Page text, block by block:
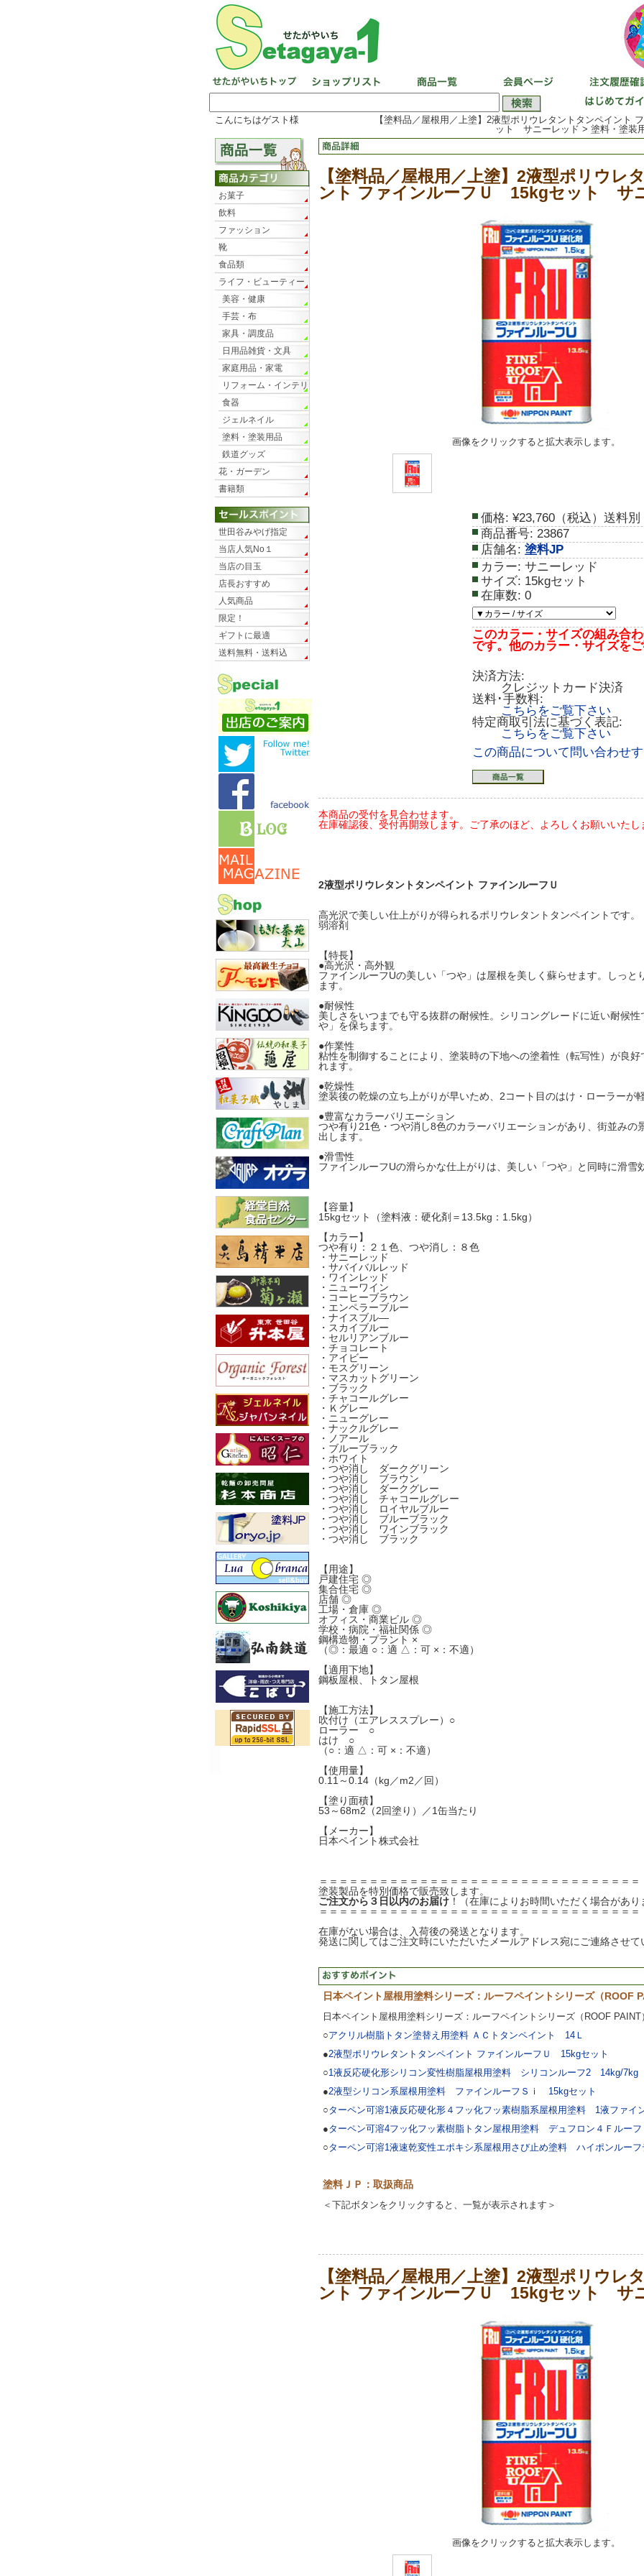
こんにちはゲスト様
【塗料品／屋根用／上塗】2液型ポリウレタントタンペイント
ット サニーレッド > 塗料・塗装
【塗料品／屋根用／上塗】2液型ポリウレ
ント ファインルーフＵ 15kgセット サ
画像をクリックすると拡大表示します。
価格: ¥23,760（税込）送料別
商品番号: 23867
店舗名: 塗料JP
カラー: サニーレッド
サイズ: 15kgセット
在庫数: 0
このカラー・サイズの組み合
です。他のカラー・サイズを
決済方法:
クレジットカード決済
送料･手数料:
こちらをご覧下さい
特定商取引法に基づく表記:
こちらをご覧下さい
この商品について問い合わせ
本商品の受付を見合わせます。
在庫確認後、受付再開致します。ご了承のほど、よろしくお願いいた
2液型ポリウレタントタンペイント ファインルーフＵ
高光沢で美しい仕上がりが得られるポリウレタントタンペイントです。
弱溶剤
【特長】
●高光沢・高外観
ファインルーフUの美しい「つや」は屋根を美しく蘇らせます。しっと
ます。
●耐候性
美しさをいつまでも守る抜群の耐候性。シリコングレードに近い耐候
や」を保ちます。
●作業性
粘性を制御することにより、塗装時の下地への塗着性（転写性）が良
れます。
●乾燥性
塗装後の乾燥の立ち上がりが早いため、2コート目のはけ・ローラーが
●豊富なカラーバリエーション
つや有り21色・つや消し8色のカラーバリエーションがあり、街並みの
出します。
●滑雪性
ファインルーフUの滑らかな仕上がりは、美しい「つや」と同時に滑雪
【容量】
15kgセット（塗料液：硬化剤＝13.5kg：1.5kg）
【カラー】
つや有り：２１色、つや消し：８色
・サニーレッド
・サバイバルレッド
・ワインレッド
・ニューワイン
・コーヒーブラウン
・エンペラーブルー
・ナイスブル―
・スカイブルー
・セルリアンブルー
・チョコレート
・アイビー
・モスグリーン
・マスカットグリーン
・ブラック
・チャコールグレー
・Ｋグレー
・ニューグレー
・ナックルグレー
・ノアール
・ブルーブラック
・ホワイト
・つや消し ダークグリーン
・つや消し ブラウン
・つや消し ダークグレー
・つや消し チャコールグレー
・つや消し ロイヤルブルー
・つや消し ブルーブラック
・つや消し ワインブラック
・つや消し ブラック
【用途】
戸建住宅 ◎
集合住宅 ◎
店舗 ◎
工場・倉庫 ◎
オフィス・商業ビル ◎
学校・病院・福祉関係 ◎
鋼構造物・プラント ×
（◎：最適 ○：適 △：可 ×：不適）
【適用下地】
鋼板屋根、トタン屋根
【施工方法】
吹付け（エアレススプレー）○
ローラー ○
はけ ○
（○：適 △：可 ×：不適）
【使用量】
0.11～0.14（kg／m2／回）
【塗り面積】
53～68m2（2回塗り）／1缶当たり
【メーカー】
日本ペイント株式会社
＝＝＝＝＝＝＝＝＝＝＝＝＝＝＝＝＝＝＝＝＝＝＝＝＝＝＝＝＝＝＝＝
塗装製品を特別価格で販売致します。
ご注文から３日以内のお届け！（在庫によりお時間いただく場合があり
＝＝＝＝＝＝＝＝＝＝＝＝＝＝＝＝＝＝＝＝＝＝＝＝＝＝＝＝＝＝＝＝
在庫がない場合は、入荷後の発送となります。
発送に関してはご注文時にいただいたメールアドレス宛にご連絡させて
日本ペイント屋根用塗料シリーズ：ルーフペイントシリーズ（ROOF
日本ペイント屋根用塗料シリーズ：ルーフペイントシリーズ（ROOF PAINT
○アクリル樹脂トタン塗替え用塗料 ＡＣトタンペイント 14Ｌ
●2液型ポリウレタントタンペイント ファインルーフＵ 15kgセット
○1液反応硬化形シリコン変性樹脂屋根用塗料 シリコンルーフ2 14kg/7kg
●2液型シリコン系屋根用塗料 ファインルーフＳｉ 15kgセット
○ターペン可溶1液反応硬化形４フッ化フッ素樹脂系屋根用塗料 1液ファ
●ターペン可溶4フッ化フッ素樹脂トタン屋根用塗料 デュフロン４Ｆルー
○ターペン可溶1液速乾変性エポキシ系屋根用さび止め塗料 ハイポンルー
塗料ＪＰ：取扱商品
＜下記ボタンをクリックすると、一覧が表示されます＞
【塗料品／屋根用／上塗】2液型ポリウレ
ント ファインルーフＵ 15kgセット サ
画像をクリックすると拡大表示します。
お菓子
飲料
ファッション
靴
食品類
ライフ・ビューティー
美容・健康
手芸・布
家具・調度品
日用品雑貨・文具
家庭用品・家電
リフォーム・インテリ
ア
食器
ジェルネイル
塗料・塗装用品
鉄道グッズ
花・ガーデン
書籍類
世田谷みやげ指定
当店人気No１
当店の目玉
店長おすすめ
人気商品
限定！
ギフトに最適
送料無料・送料込